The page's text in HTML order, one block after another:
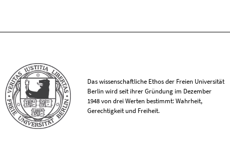
Das wissenschaftliche Ethos der Freien Universität
Berlin wird seit ihrer Gründung im Dezember
1948 von drei Werten bestimmt: Wahrheit,
Gerechtigkeit und Freiheit.